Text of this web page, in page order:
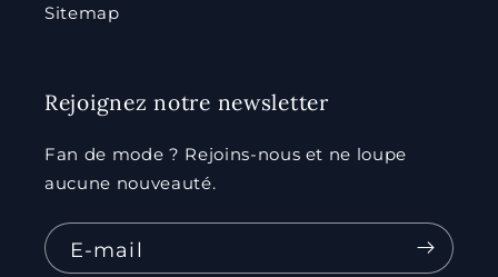
Sitemap
Rejoignez notre newsletter
Fan de mode ? Rejoins-nous et ne loupe
aucune nouveauté.
E-mail